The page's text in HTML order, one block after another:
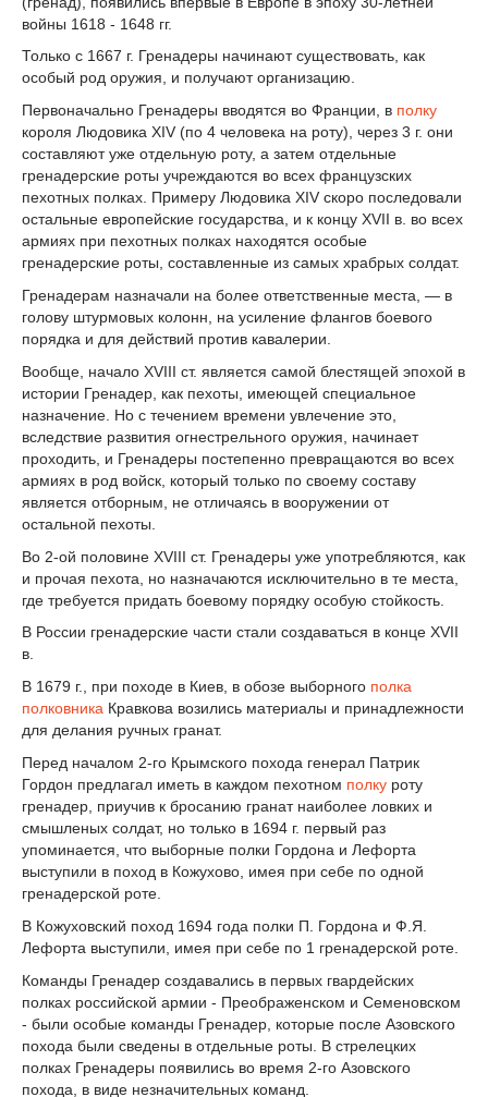
войны 1618 - 1648 гг.
Только с 1667 г. Гренадеры начинают существовать, как
особый род оружия, и получают организацию.
Первоначально Гренадеры вводятся во Франции, в полку
короля Людовика XIV (по 4 человека на роту), через 3 г. они
составляют уже отдельную роту, а затем отдельные
гренадерские роты учреждаются во всех французских
пехотных полках. Примеру Людовика XIV скоро последовали
остальные европейские государства, и к концу XVII в. во всех
армиях при пехотных полках находятся особые
гренадерские роты, составленные из самых храбрых солдат.
Гренадерам назначали на более ответственные места, — в
голову штурмовых колонн, на усиление флангов боевого
порядка и для действий против кавалерии.
Вообще, начало XVIII ст. является самой блестящей эпохой в
истории Гренадер, как пехоты, имеющей специальное
назначение. Но с течением времени увлечение это,
вследствие развития огнестрельного оружия, начинает
проходить, и Гренадеры постепенно превращаются во всех
армиях в род войск, который только по своему составу
является отборным, не отличаясь в вооружении от
остальной пехоты.
Во 2-ой половине XVIII ст. Гренадеры уже употребляются, как
и прочая пехота, но назначаются исключительно в те места,
где требуется придать боевому порядку особую стойкость.
В России гренадерские части стали создаваться в конце XVII
в.
В 1679 г., при походе в Киев, в обозе выборного полка
полковника Кравкова возились материалы и принадлежности
для делания ручных гранат.
Перед началом 2-го Крымского похода генерал Патрик
Гордон предлагал иметь в каждом пехотном полку роту
гренадер, приучив к бросанию гранат наиболее ловких и
смышленых солдат, но только в 1694 г. первый раз
упоминается, что выборные полки Гордона и Лефорта
выступили в поход в Кожухово, имея при себе по одной
гренадерской роте.
В Кожуховский поход 1694 года полки П. Гордона и Ф.Я.
Лефорта выступили, имея при себе по 1 гренадерской роте.
Команды Гренадер создавались в первых гвардейских
полках российской армии - Преображенском и Семеновском
- были особые команды Гренадер, которые после Азовского
похода были сведены в отдельные роты. В стрелецких
полках Гренадеры появились во время 2-го Азовского
похода, в виде незначительных команд.